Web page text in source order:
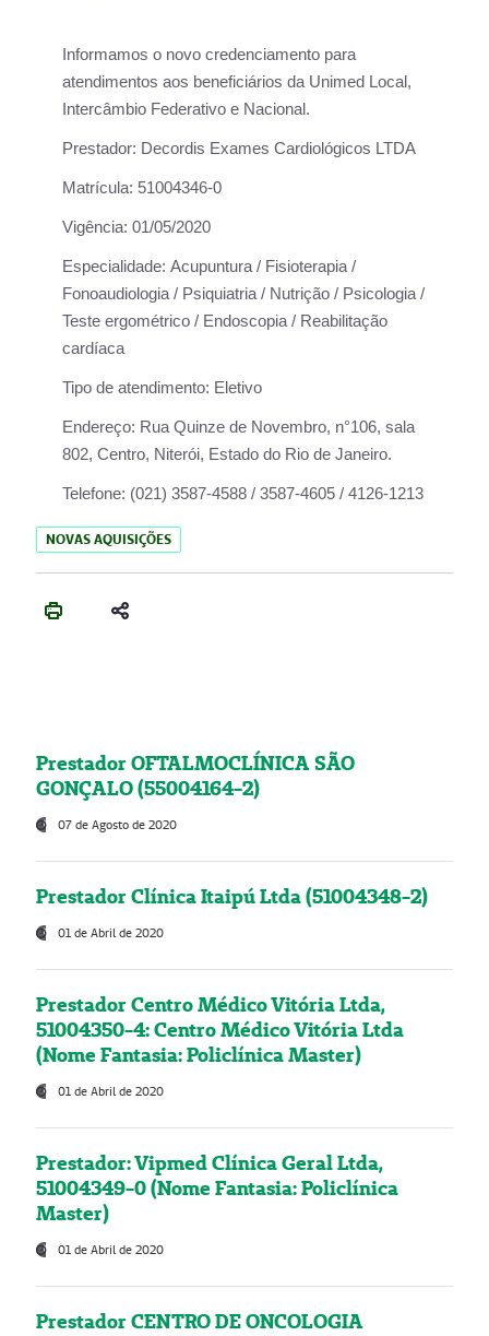
Informamos o novo credenciamento para
atendimentos aos beneficiários da Unimed Local,
Intercâmbio Federativo e Nacional.
Prestador: Decordis Exames Cardiológicos LTDA
Matrícula: 51004346-0
Vigência: 01/05/2020
Especialidade: Acupuntura / Fisioterapia /
Fonoaudiologia / Psiquiatria / Nutrição / Psicologia /
Teste ergométrico / Endoscopia / Reabilitação
cardíaca
Tipo de atendimento: Eletivo
Endereço: Rua Quinze de Novembro, n°106, sala
802, Centro, Niterói, Estado do Rio de Janeiro.
Telefone: (021) 3587-4588 / 3587-4605 / 4126-1213
NOVAS AQUISIÇÕES
Prestador OFTALMOCLÍNICA SÃO
GONÇALO (55004164-2)
07 de Agosto de 2020
Prestador Clínica Itaipú Ltda (51004348-2)
01 de Abril de 2020
Prestador Centro Médico Vitória Ltda,
51004350-4: Centro Médico Vitória Ltda
(Nome Fantasia: Policlínica Master)
01 de Abril de 2020
Prestador: Vipmed Clínica Geral Ltda,
51004349-0 (Nome Fantasia: Policlínica
Master)
01 de Abril de 2020
Prestador CENTRO DE ONCOLOGIA